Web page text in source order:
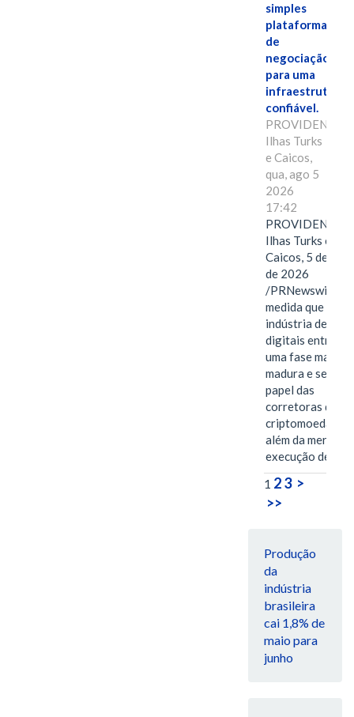
simples
plataforma
de
negociação
para uma
infraestrutura
confiável.
Ilhas Turks
e Caicos,
qua, ago 5
2026
17:42
Ilhas Turks e
Caicos, 5 de
de 2026
/PRNewswire/
medida que a
indústria de
digitais entra em
uma fase mais
madura e
papel das
corretoras de
criptomoedas
além da mera
execução de…
1 23 >
>>
Produção
da
indústria
brasileira
cai 1,8% de
maio para
junho